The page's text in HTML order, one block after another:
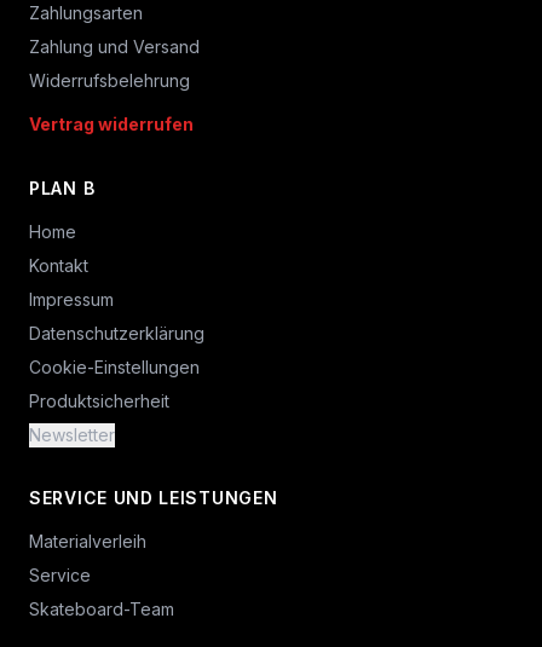
Zahlungsarten
Zahlung und Versand
Widerrufsbelehrung
Vertrag widerrufen
PLAN B
Home
Kontakt
Impressum
Datenschutzerklärung
Cookie-Einstellungen
Produktsicherheit
Newsletter
SERVICE UND LEISTUNGEN
Materialverleih
Service
Skateboard-Team